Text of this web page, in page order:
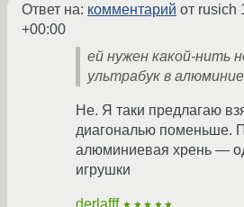
Ответ на: комментарий от rusich
+00:00
ей нужен какой-нить
ультрабук в
Не. Я таки предлагаю
диагональю поменьше.
алюминиевая хрень —
игрушки